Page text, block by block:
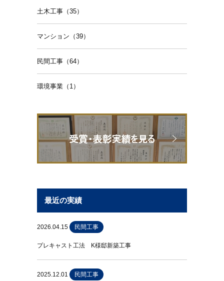
土木工事（35）
マンション（39）
民間工事（64）
環境事業（1）
最近の実績
2026.04.15 民間工事
プレキャスト工法 K様邸新築工事
2025.12.01 民間工事